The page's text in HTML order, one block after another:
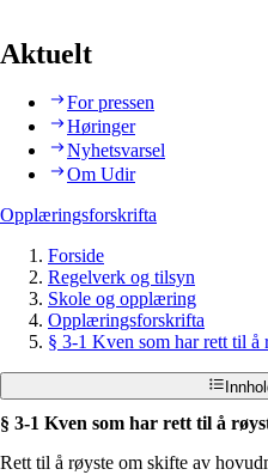
Aktuelt
For pressen
Høringer
Nyhetsvarsel
Om Udir
Opplæringsforskrifta
Forside
Regelverk og tilsyn
Skole og opplæring
Opplæringsforskrifta
§ 3-1 Kven som har rett til å
§ 3-1 Kven som har rett til å
Rett til å røyste om skifte av